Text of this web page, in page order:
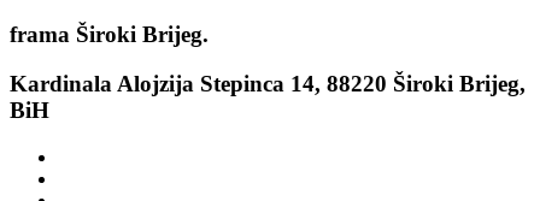
frama Široki Brijeg.
Kardinala Alojzija Stepinca 14, 88220 Široki Brijeg,
BiH